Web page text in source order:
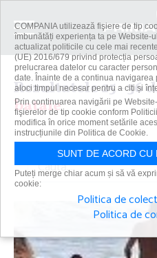
Rezultatele 25 - 36
bataie
Caută
COMPANIA utilizează fişiere de tip
îmbunătăți experiența ta pe Website-
actualizat politicile cu cele mai
(UE) 2016/679 privind protecția
prelucrarea datelor cu caracter
date. Înainte de a continua
aloci timpul necesar pentru a citi și
Prin continuarea navigării pe
fişierelor de tip cookie conform
modifica în orice moment setările
instrucțiunile din Politica de Cookie.
SUNT DE ACORD CU
Puteți merge chiar acum și să vă
cookie:
Politica de
Politica de